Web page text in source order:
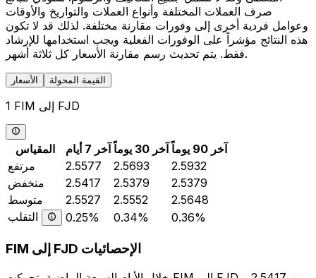
صرف العملات المختلفة وأنواع العملات والتواريخ والأوقات
وعوامل فردية أخرى إلى وفورات مقارنة مختلفة. لذلك قد لا تكون
هذه النتائج مؤشراً على الوفورات الفعلية ويجب استخدامها للإرشاد
فقط. يتم تحديث رسم مقارنة الأسعار كل ثلاثة أشهر.
الأسعار القيمة المحولة
1 FIM إلى FJD
المقياس آخر 7 أيام آخر 30 يوماً
آخر 90 يوماً
مرتفع
2.5577 2.5693
2.5932
منخفض
2.5417 2.5379
2.5379
متوسط
2.5527 2.5552
2.5648
التقلب
0.25% 0.34% 0.36%
FIM إلى FJD الإحصائيات